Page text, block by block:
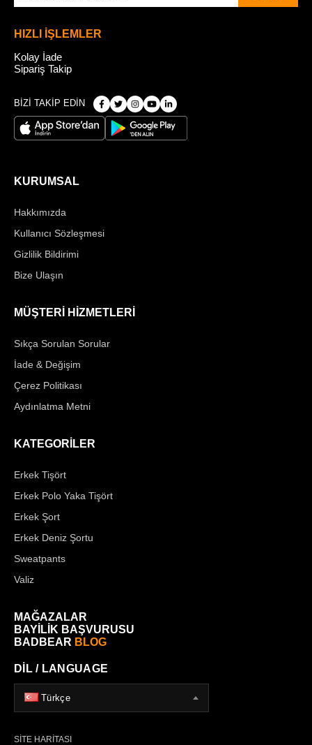
HIZLI İŞLEMLER
Kolay İade
Sipariş Takip
BİZİ TAKİP EDİN
KURUMSAL
Hakkımızda
Kullanıcı Sözleşmesi
Gizlilik Bildirimi
Bize Ulaşın
MÜŞTERİ HİZMETLERİ
Sıkça Sorulan Sorular
İade & Değişim
Çerez Politikası
Aydınlatma Metni
KATEGORİLER
Erkek Tişört
Erkek Polo Yaka Tişört
Erkek Şort
Erkek Deniz Şortu
Sweatpants
Valiz
MAĞAZALAR
BAYİLİK BAŞVURUSU
BADBEAR BLOG
DİL / LANGUAGE
Türkçe
SİTE HARİTASI